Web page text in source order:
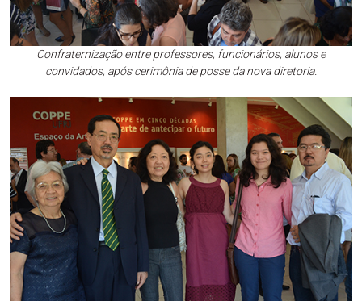
Confraternização entre professores, funcionários, alunos e
convidados, após cerimônia de posse da nova diretoria.